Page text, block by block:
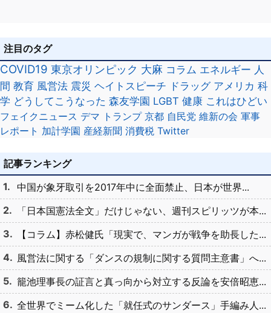
注目のタグ
COVID19 東京オリンピック 大麻 コラム エネルギー 人
間 教育 風営法 震災 ヘイトスピーチ ドラッグ アメリカ 科
学 どうしてこうなった 森友学園 LGBT 健康 これはひどい
フェイクニュース デマ トランプ 京都 自民党 維新の会 軍事
レポート 加計学園 産経新聞 消費税 Twitter
記事ランキング
中国が象牙取引を2017年中に全面禁止、日本が世界...
「日本国憲法全文」だけじゃない、週刊スピリッツが本...
【コラム】赤松健氏「現実で、マンガが戦争を助長した...
風営法に関する「ダンスの規制に関する質問主意書」へ...
籠池理事長の証言と真っ向から対立する反論を安倍昭恵...
全世界でミーム化した「就任式のサンダース」手編み人...